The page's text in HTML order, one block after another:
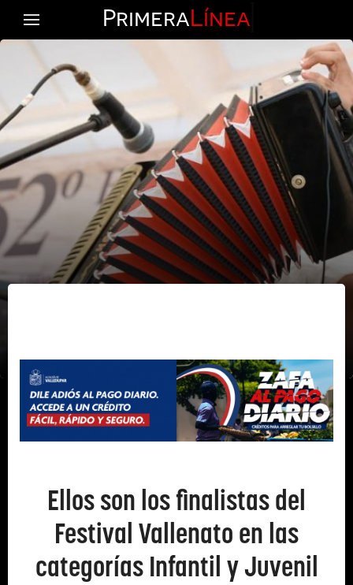
PrimeraLínea
Ellos son los finalistas del
Festival Vallenato en las
categorías Infantil y Juvenil